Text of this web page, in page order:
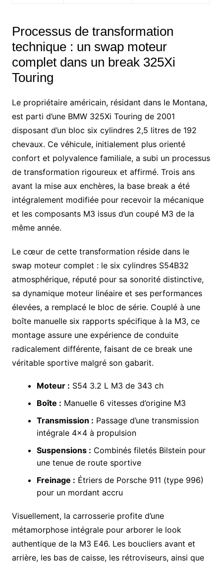
Processus de transformation
technique : un swap moteur
complet dans un break 325Xi
Touring
Le propriétaire américain, résidant dans le Montana,
est parti d’une BMW 325Xi Touring de 2001
disposant d’un bloc six cylindres 2,5 litres de 192
chevaux. Ce véhicule, initialement plus orienté
confort et polyvalence familiale, a subi un processus
de transformation rigoureux et affirmé. Trois ans
avant la mise aux enchères, la base break a été
intégralement modifiée pour recevoir la mécanique
et les composants M3 issus d’un coupé M3 de la
même année.
Le cœur de cette transformation réside dans le
swap moteur complet : le six cylindres S54B32
atmosphérique, réputé pour sa sonorité distinctive,
sa dynamique moteur linéaire et ses performances
élevées, a remplacé le bloc de série. Couplé à une
boîte manuelle six rapports spécifique à la M3, ce
montage assure une expérience de conduite
radicalement différente, faisant de ce break une
véritable sportive malgré son gabarit.
Moteur : S54 3.2 L M3 de 343 ch
Boîte : Manuelle 6 vitesses d’origine M3
Transmission : Passage d’une transmission
intégrale 4×4 à propulsion
Suspensions : Combinés filetés Bilstein pour
une tenue de route sportive
Freinage : Étriers de Porsche 911 (type 996)
pour un mordant accru
Visuellement, la carrosserie profite d’une
métamorphose intégrale pour arborer le look
authentique de la M3 E46. Les boucliers avant et
arrière, les bas de caisse, les rétroviseurs, ainsi que